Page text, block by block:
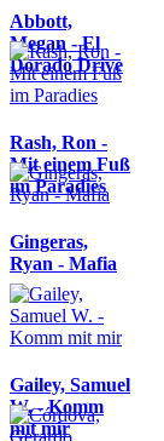
Abbott,
Megan - El
Dorado Drive
Rash, Ron -
Mit einem Fuß
im Paradies
Gingeras,
Ryan - Mafia
Gailey, Samuel
W. - Komm
mit mir